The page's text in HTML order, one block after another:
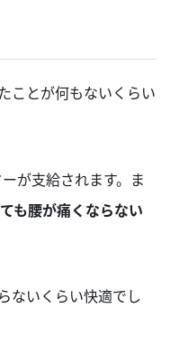
ことが何もないくらい
が支給されます。ま
も腰が痛くならない
ないくらい快適でし